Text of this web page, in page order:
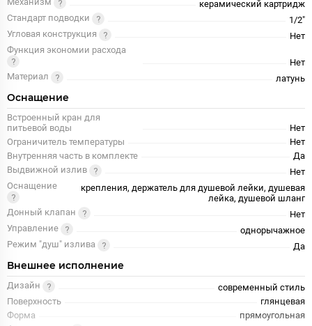
Механизм
керамический картридж
Стандарт подводки
1/2"
Угловая конструкция
Нет
Функция экономии расхода
Нет
Материал
латунь
Оснащение
Встроенный кран для
питьевой воды
Нет
Ограничитель температуры
Нет
Внутренняя часть в комплекте
Да
Выдвижной излив
Нет
Оснащение
крепления, держатель для душевой лейки, душевая
лейка, душевой шланг
Донный клапан
Нет
Управление
однорычажное
Режим "душ" излива
Да
Внешнее исполнение
Дизайн
современный стиль
Поверхность
глянцевая
Форма
прямоугольная